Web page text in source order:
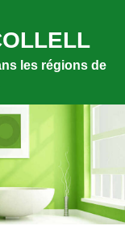
les régions de